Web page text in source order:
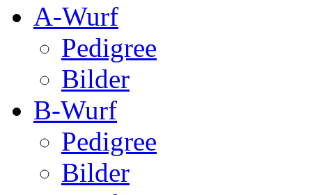
A-Wurf
Pedigree
Bilder
B-Wurf
Pedigree
Bilder